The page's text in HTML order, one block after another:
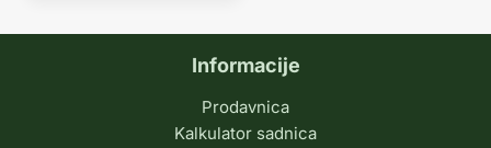
Informacije
Prodavnica
Kalkulator sadnica